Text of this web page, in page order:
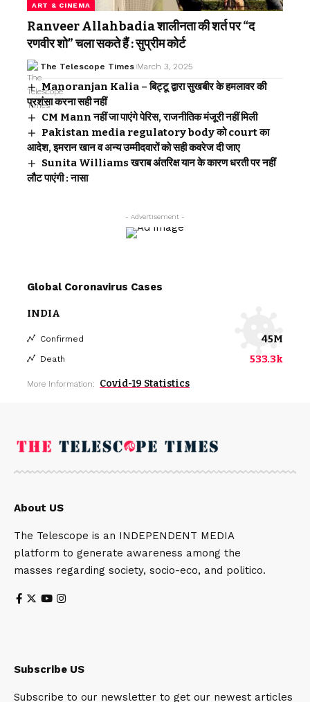
ART & CINEMA
Ranveer Allahbadia शालीनता की शर्त पर “द
रणवीर शो” चला सकते हैं : सुप्रीम कोर्ट
The Telescope Times March 3, 2025
Manoranjan Kalia – बिट्टू द्वारा सुखबीर के हमलावर की
प्रशंसा करना सही नहीं
CM Mann नहीं जा पाएंगे पेरिस, राजनीतिक मंजूरी नहीं मिली
Pakistan media regulatory body को court का
आदेश, इमरान खान व अन्य उम्मीदवारों को सही कवरेज दी जाए
Sunita Williams खराब अंतरिक्ष यान के कारण धरती पर नहीं
लौट पाएंगी : नासा
- Advertisement -
Global Coronavirus Cases
INDIA
Confirmed 45M
Death 533.3k
More Information: Covid-19 Statistics
About US
The Telescope is an INDEPENDENT MEDIA
platform to generate awareness among the
masses regarding society, socio-eco, and politico.
Subscribe US
Subscribe to our newsletter to get our newest articles